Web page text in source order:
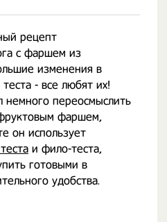
рецепт
с фаршем из
изменения в
- все любят их!
немного переосмыслить
фаршем,
он использует
и фило-теста,
готовыми в
удобства.